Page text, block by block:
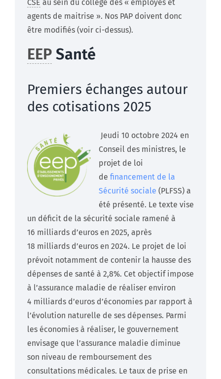
CSE au sein du collège des « employés et
agents de maitrise ». Nos PAP doivent donc
être modifiés (voir ci-dessus).
EEP Santé
Premiers échanges autour
des cotisations 2025
Jeudi 10 octobre 2024 en
Conseil des ministres, le
projet de loi
de financement de la
Sécurité sociale (PLFSS) a
été présenté. Le texte vise
un déficit de la sécurité sociale ramené à
16 milliards d’euros en 2025, après
18 milliards d’euros en 2024. Le projet de loi
prévoit notamment de contenir la hausse des
dépenses de santé à 2,8%. Cet objectif impose
à l’assurance maladie de réaliser environ
4 milliards d’euros d’économies par rapport à
l’évolution naturelle de ses dépenses. Parmi
les économies à réaliser, le gouvernement
envisage que l’assurance maladie diminue
son niveau de remboursement des
consultations médicales. Le taux de prise en